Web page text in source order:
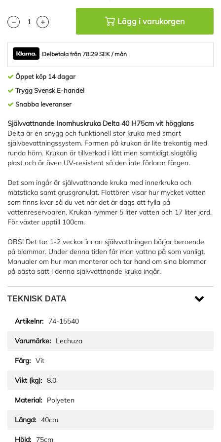
Lägg i varukorgen
Delbetala från 78.29 SEK / mån
Öppet köp 14 dagar
Trygg Svensk E-handel
Snabba leveranser
Självvattnande Inomhuskruka Delta 40 H75cm vit högglans
Delta är en snygg och funktionell stor kruka med smart
självbevattningssystem. Formen på krukan är lite trekantig med
runda hörn. Krukan är tillverkad i lätt men samtidigt slagtålig
plast och är även UV-resistent så den inte förlorar färgen.
Det som ingår är självvattnande kruka med innerkruka och
mätsticka samt grusgranulat. Flottören visar hur mycket vatten
som finns kvar så du vet när det är dags att fylla på
vattenreservoaren. Krukan rymmer 5 liter vatten och 17 liter jord.
För växter upptill 100cm.
OBS! Det tar 1-2 veckor innan självvattningen börjar beroende
på blommor. Under denna tiden får man vattna på som vanligt.
Manualer om hur man monterar och tar hand om sina blommor
på bästa sätt i denna självvattnande kruka ingår.
TEKNISK DATA
74-15540
Lechuza
Vit
8.0
Polyeten
40cm
75cm